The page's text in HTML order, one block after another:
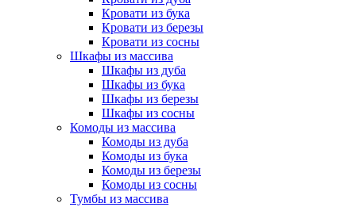
Кровати из бука
Кровати из березы
Кровати из сосны
Шкафы из массива
Шкафы из дуба
Шкафы из бука
Шкафы из березы
Шкафы из сосны
Комоды из массива
Комоды из дуба
Комоды из бука
Комоды из березы
Комоды из сосны
Тумбы из массива